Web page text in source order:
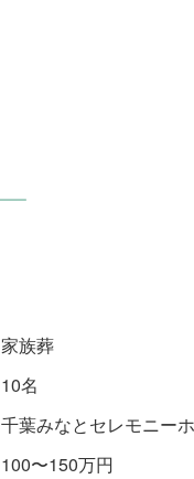
家族葬
10名
千葉みなとセレモニー
100〜150万円